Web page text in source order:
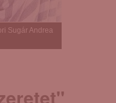
Sugár Andrea